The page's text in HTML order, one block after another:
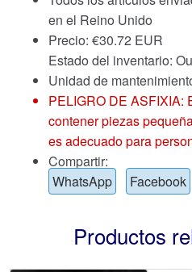
en el Reino Unido
Precio: €30.72 EUR
Estado del inventario:
Unidad de
PELIGRO DE ASFIXIA:
contener piezas
es adecuado para
Compartir:
WhatsApp
Facebook
Productos